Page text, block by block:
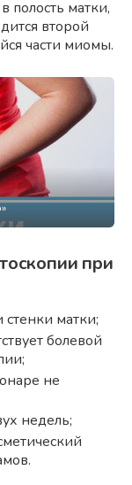
полость матки,
второй
части миомы.
при
стенки матки;
болевой
не
недель;